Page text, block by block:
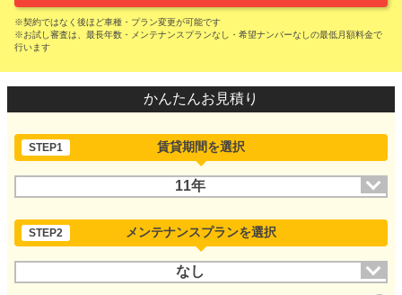
※契約ではなく後ほど車種・プラン変更が可能です
※お試し審査は、最長年数・メンテナンスプランなし・希望ナンバーなしの最低月額料金で
行います
かんたんお見積り
STEP1 賃貸期間を選択
11年
STEP2 メンテナンスプランを選択
なし